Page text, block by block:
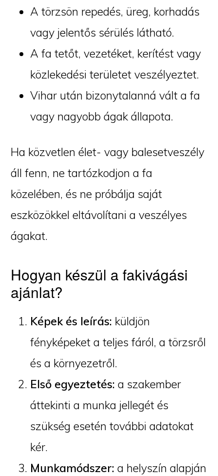
A törzsön repedés, üreg, korhadás
vagy jelentős sérülés látható.
A fa tetőt, vezetéket, kerítést vagy
közlekedési területet veszélyeztet.
Vihar után bizonytalanná vált a fa
vagy nagyobb ágak állapota.
Ha közvetlen élet- vagy balesetveszély
áll fenn, ne tartózkodjon a fa
közelében, és ne próbálja saját
eszközökkel eltávolítani a veszélyes
ágakat.
Hogyan készül a fakivágási
ajánlat?
Képek és leírás: küldjön
fényképeket a teljes fáról, a törzsről
és a környezetről.
Első egyeztetés: a szakember
áttekinti a munka jellegét és
szükség esetén további adatokat
kér.
Munkamódszer: a helyszín alapján